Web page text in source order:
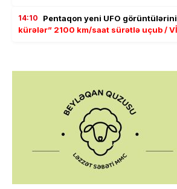
14:10 Pentaqon yeni UFO görüntülərini
kürələr” 2100 km/saat sürətlə uçub /